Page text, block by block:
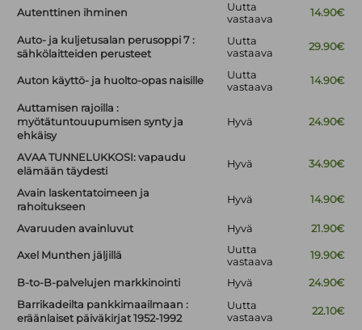
Autenttinen ihminen
Uutta
vastaava
14.90€
Auto- ja kuljetusalan perusoppi 7 :
sähkölaitteiden perusteet
Uutta
vastaava
29.90€
Auton käyttö- ja huolto-opas naisille
Uutta
vastaava
14.90€
Auttamisen rajoilla :
myötätuntouupumisen synty ja
ehkäisy
Hyvä 24.90€
AVAA TUNNELUKKOSI: vapaudu
elämään täydesti
Hyvä 34.90€
Avain laskentatoimeen ja
rahoitukseen
Hyvä 14.90€
Avaruuden avainluvut Hyvä 21.90€
Axel Munthen jäljillä
Uutta
vastaava
19.90€
B-to-B-palvelujen markkinointi Hyvä
24.90€
Barrikadeilta pankkimaailmaan :
eräänlaiset päiväkirjat 1952-1992
Uutta
vastaava
22.10€